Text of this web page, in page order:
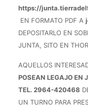
https://
EN FORMATO PDF A
DEPOSITARLO EN
JUNTA, SITO EN
AQUELLOS
POSEAN LEGAJO EN
TEL. 2964-420468
UN TURNO PARA